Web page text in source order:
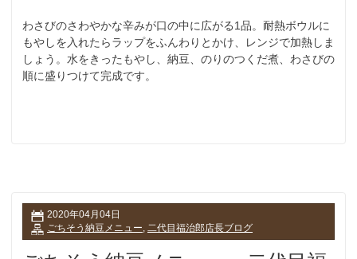
わさびのさわやかな辛みが口の中に広がる1品。耐熱ボウルに
もやしを入れたらラップをふんわりとかけ、レンジで加熱しま
しょう。水をきったもやし、納豆、のりのつくだ煮、わさびの
順に盛りつけて完成です。
2020年04月04日
ごちそう納豆メニュー 二代目福治郎店長ブログ